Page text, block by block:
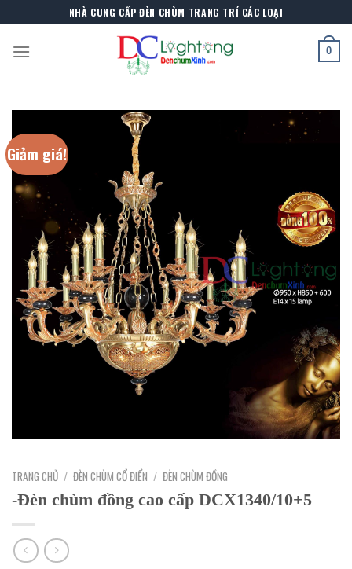
to
content
NHÀ CUNG CẤP ĐÈN CHÙM TRANG TRÍ CÁC LOẠI
0
Giảm giá!
TRANG CHỦ / ĐÈN CHÙM CỔ ĐIỂN / ĐÈN CHÙM ĐỒNG
-Đèn chùm đồng cao cấp DCX1340/10+5